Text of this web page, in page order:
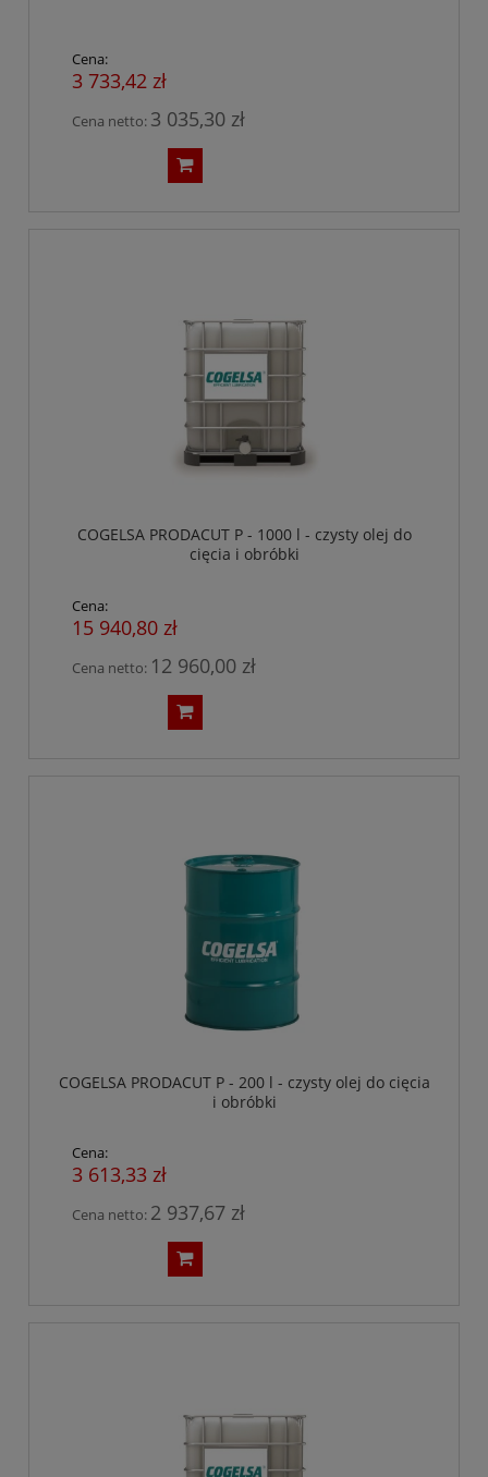
Cena:
3 733,42 zł
Cena netto: 3 035,30 zł
COGELSA PRODACUT P - 1000 l - czysty olej do
cięcia i obróbki
Cena:
15 940,80 zł
Cena netto: 12 960,00 zł
COGELSA PRODACUT P - 200 l - czysty olej do cięcia
i obróbki
Cena:
3 613,33 zł
Cena netto: 2 937,67 zł